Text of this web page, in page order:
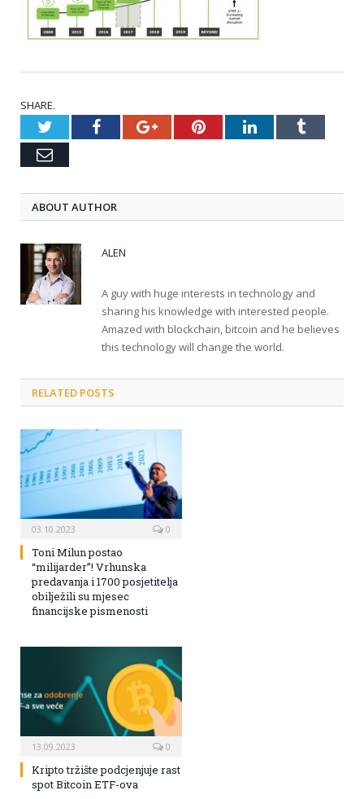
SHARE.
TwitterFacebookGoogle+PinterestLinkedInTumblr
Email
ABOUT AUTHOR
ALEN
A guy with huge interests in technology and
sharing his knowledge with interested people.
Amazed with blockchain, bitcoin and he believes
this technology will change the world.
RELATED POSTS
03.10.2023 0
Toni Milun postao
“milijarder”! Vrhunska
predavanja i 1700 posjetitelja
obilježili su mjesec
financijske pismenosti
13.09.2023 0
Kripto tržište podcjenjuje rast
spot Bitcoin ETF-ova